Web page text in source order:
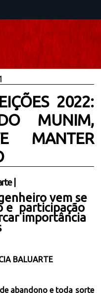
2022:
MUNIM,
MANTER
vem se
e participação
importância
BALUARTE
abandono e toda sorte